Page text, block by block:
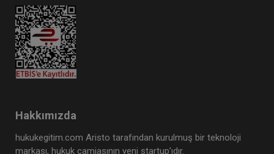
Fikri Mülkiyet Hukuku - 1 - III. Ticaret Hukuku
Kongresi - XII. Oturum
360 TL
Hakkımızda
hukukegitim.com Aristo tarafından kurulmuş bir teknoloji
markası, hukuk camiasının yeni startup’ıdır.